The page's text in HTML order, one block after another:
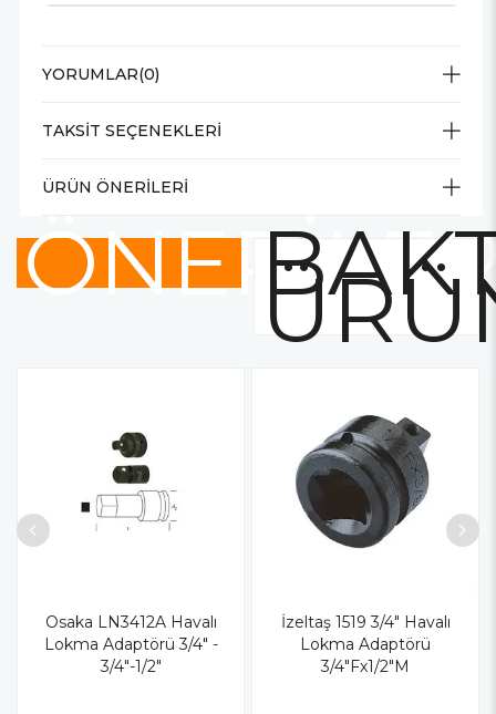
YORUMLAR(0)
TAKSIT SEÇENEKLERI
ÜRÜN ÖNERILERI
Osaka LN3412A Havalı
Lokma Adaptörü 3/4" -
3/4"-1/2"
İzeltaş 1519 3/4" Havalı
Lokma Adaptörü
3/4"Fx1/2"M